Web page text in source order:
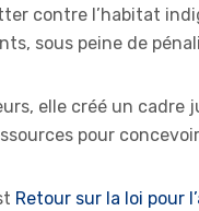
contre l’habitat
sous peine de
elle créé un
pour
Retour sur la loi pour